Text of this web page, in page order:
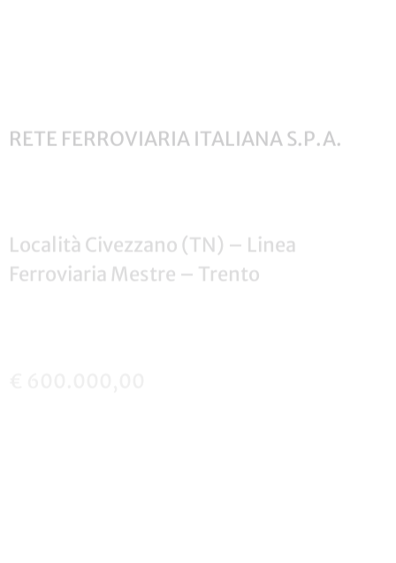
RETE FERROVIARIA ITALIANA S.P.A.
Località Civezzano (TN) – Linea
Ferroviaria Mestre – Trento